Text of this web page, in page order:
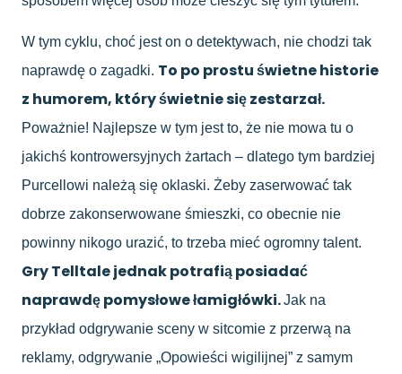
W tym cyklu, choć jest on o detektywach, nie chodzi tak
naprawdę o zagadki. To po prostu świetne historie
z humorem, który świetnie się zestarzał.
Poważnie! Najlepsze w tym jest to, że nie mowa tu o
jakichś kontrowersyjnych żartach – dlatego tym bardziej
Purcellowi należą się oklaski. Żeby zaserwować tak
dobrze zakonserwowane śmieszki, co obecnie nie
powinny nikogo urazić, to trzeba mieć ogromny talent.
Gry Telltale jednak potrafią posiadać
naprawdę pomysłowe łamigłówki.Jak na
przykład odgrywanie sceny w sitcomie z przerwą na
reklamy, odgrywanie „Opowieści wigilijnej” z samym